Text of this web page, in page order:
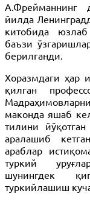
А.Фрейманнинг
йилда
китобида
баъзи
берилганди.
Хоразмдаги ҳар
қилган
маконда яшаб
тилини
аралашиб
араблар
туркий
шунингдек
туркийлашиш